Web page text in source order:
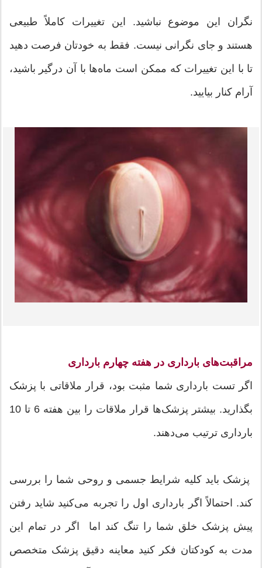
نگران این موضوع نباشید. این تغییرات کاملاً طبیعی
هستند و جای نگرانی نیست. فقط به خودتان فرصت دهید
تا با این تغییرات که ممکن است ماه‌ها با آن درگیر باشید،
آرام کنار بیایید.
مراقبت‌های بارداری در هفته چهارم بارداری
اگر تست بارداری شما مثبت بود، قرار ملاقاتی با پزشک
بگذارید. بیشتر پزشک‌ها قرار ملاقات را بین هفته 6 تا 10
بارداری ترتیب می‌دهند.
پزشک باید کلیه شرایط جسمی و روحی شما را بررسی
کند. احتمالاً اگر بارداری اول را تجربه می‌کنید شاید رفتن
پیش پزشک خلق شما را تنگ کند اما اگر در تمام این
مدت به کودکتان فکر کنید معاینه دقیق پزشک متخصص